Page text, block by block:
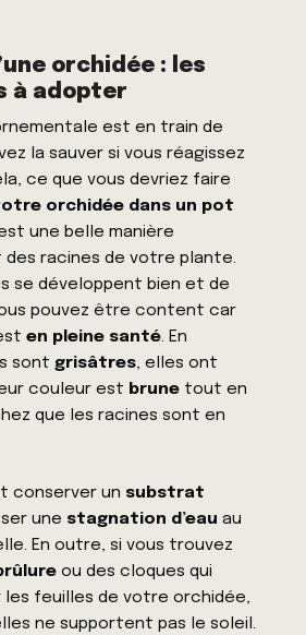
orchidée : les
à adopter
est en train de
la sauver si vous réagissez
ce que vous devriez faire
orchidée dans un pot
une belle manière
des racines de votreplante.
se développent bien et de
pouvez être content car
en pleine santé. En
sontgrisâtres, elles ont
couleur est brune tout en
que lesracines sont en
conserver un substrat
une stagnation d’eau au
En outre, si vous trouvez
ou des cloques qui
les feuilles de votre orchidée,
ne supportent pas le soleil.